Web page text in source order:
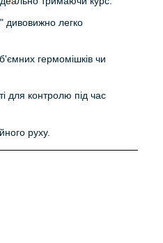
дивовижно легко
гермомішків чи
для контролю під час
руху.